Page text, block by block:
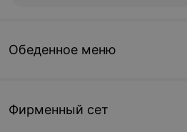
Обеденное меню
Фирменный сет